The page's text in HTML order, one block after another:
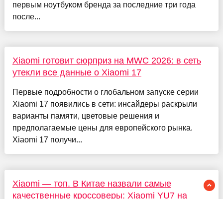
первым ноутбуком бренда за последние три года
после...
Xiaomi готовит сюрприз на MWC 2026: в сеть
утекли все данные о Xiaomi 17
Первые подробности о глобальном запуске серии
Xiaomi 17 появились в сети: инсайдеры раскрыли
варианты памяти, цветовые решения и
предполагаемые цены для европейского рынка.
Xiaomi 17 получи...
Xiaomi — топ. В Китае назвали самые
качественные кроссоверы: Xiaomi YU7 на